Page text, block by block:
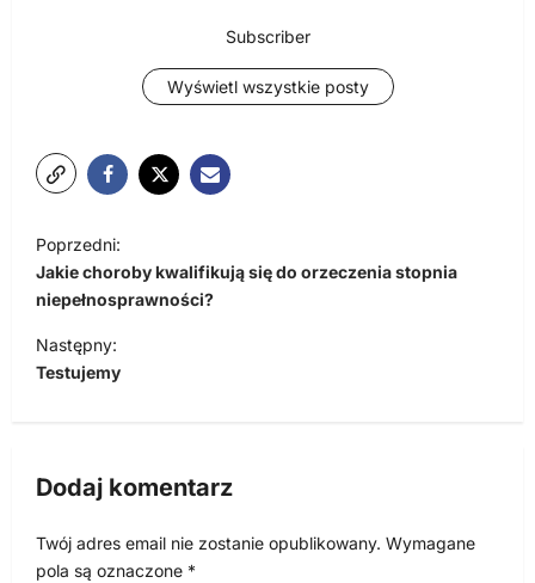
Subscriber
Wyświetl wszystkie posty
N
a
w
i
g
j
w
Poprzedni:
Jakie choroby kwalifikują się do orzeczenia stopnia
niepełnosprawności?
Następny:
Testujemy
Dodaj komentarz
Twój adres email nie zostanie opublikowany. Wymagane
pola są oznaczone *